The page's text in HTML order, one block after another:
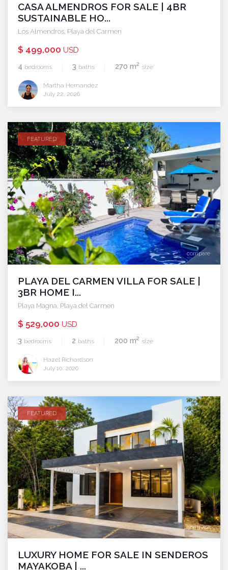
CASA ALMENDROS FOR SALE | 4BR
SUSTAINABLE HO...
Los Almendros Playa del Carmen
$ 499,000 USD
4 bedrooms 3 baths 270 m2 size
Martha Hernandez
July 22, 2026
compare
FEATURED
PLAYA DEL CARMEN VILLA FOR SALE |
3BR HOME I...
Playa Magna Playa del Carmen
$ 529,000 USD
3 bedrooms 2 baths 200 m2 size
Hazel Richardson
July 10, 2026
compare
FEATURED
LUXURY HOME FOR SALE IN SENDEROS
MAYAKOBA | ...